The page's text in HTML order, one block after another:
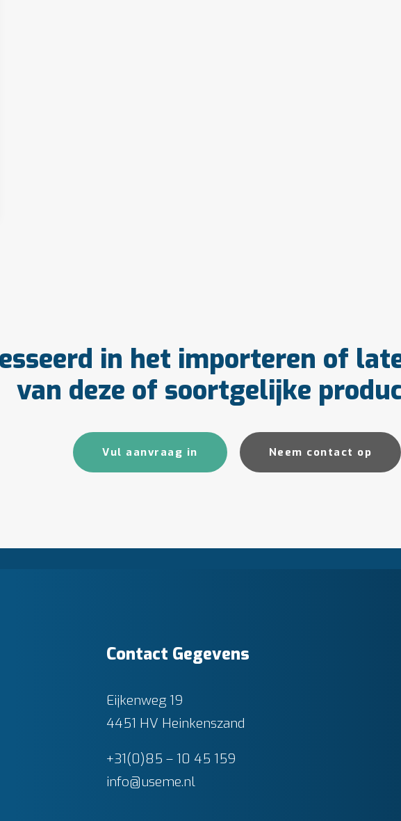
in het importeren of
van deze of soortgelijke
Vul aanvraag in Neem contact op
Contact Gegevens
Eijkenweg 19
4451 HV Heinkenszand
+31(0)85 – 10 45 159
info@useme.nl